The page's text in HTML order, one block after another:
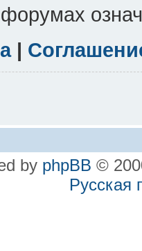
|
by phpBB ©
Русская